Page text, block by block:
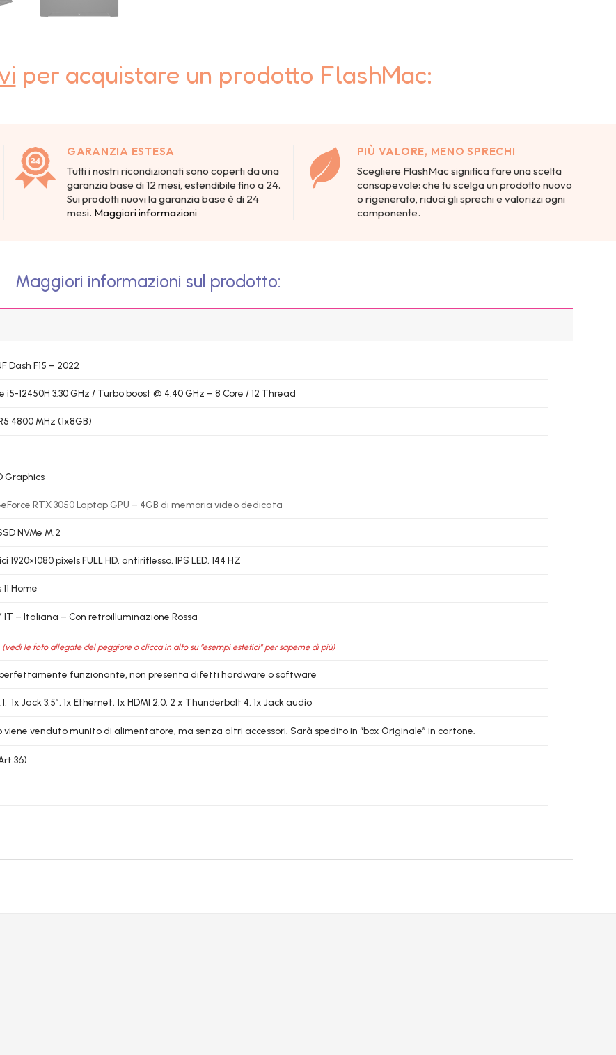
per acquistare un prodotto FlashMac:
GARANZIA ESTESA
Tutti i nostri ricondizionati sono coperti da una
garanzia base di 12 mesi, estendibile fino a 24.
Sui prodotti nuovi la garanzia base è di 24
mesi. Maggiori informazioni
PIÙ VALORE, MENO SPRECHI
Scegliere FlashMac significa fare una scelta
consapevole: che tu scelga un prodotto nuovo
o rigenerato, riduci gli sprechi e valorizzi ogni
componente.
Maggiori informazioni sul prodotto:
Dash F15 – 2022
i5-12450H 3.30 GHz / Turbo boost @ 4.40 GHz – 8 Core / 12 Thread
4800 MHz (1x8GB)
Graphics
RTX 3050 Laptop GPU – 4GB di memoria video dedicata
NVMe M.2
1920×1080 pixels FULL HD, antiriflesso, IPS LED, 144 HZ
Home
IT – Italiana – Con retroilluminazione Rossa
(vedi le foto allegate del peggiore o clicca in alto su “esempi estetici” per saperne di più)
funzionante, non presenta difetti hardware o software
1x Jack 3.5″, 1x Ethernet, 1x HDMI 2.0, 2 x Thunderbolt 4, 1x Jack audio
viene venduto munito di alimentatore, ma senza altri accessori. Sarà spedito in “box Originale” in cartone.